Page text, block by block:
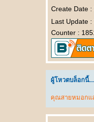
Create Date
Last Update
Counter :
ผู้โหวตบล็อกนี้...
คุณสายหมอกแ